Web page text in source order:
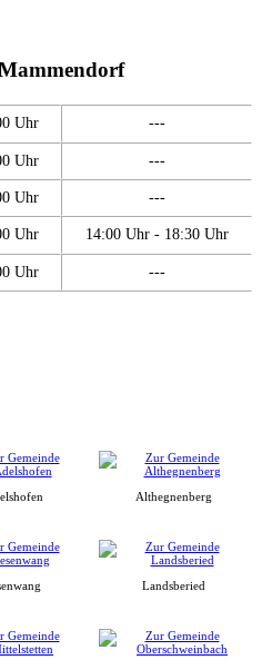
Uhr ---
Uhr ---
Uhr ---
Uhr 14:00 Uhr - 18:30 Uhr
Uhr ---
Althegnenberg
Landsberied